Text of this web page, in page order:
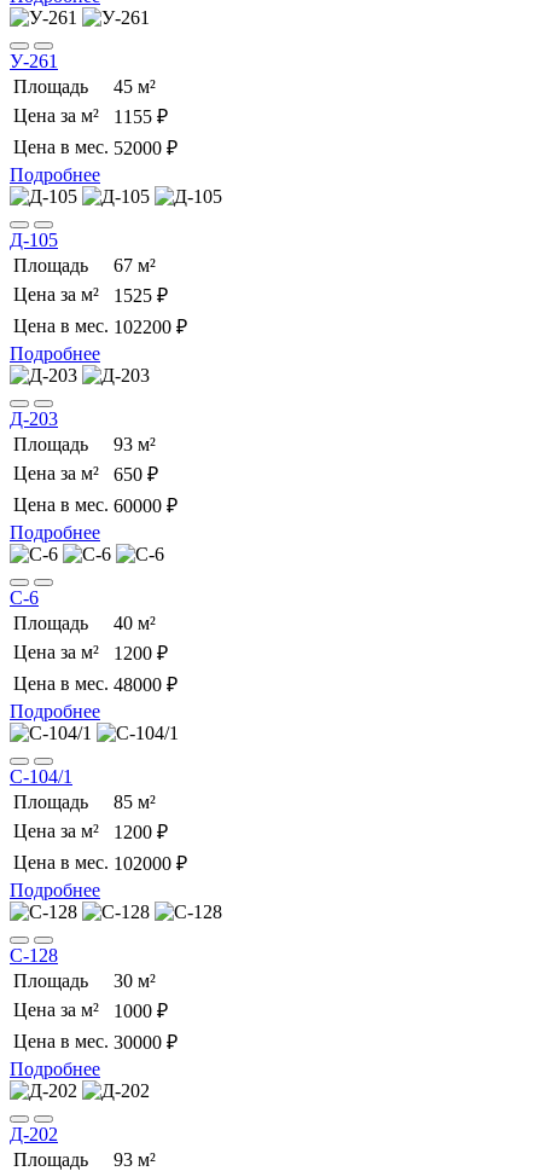
У-261
Площадь
45 м²
Цена за м²
1155 ₽
Цена в мес. 52000 ₽
Подробнее
Д-105
Площадь
67 м²
Цена за м²
1525 ₽
Цена в мес. 102200 ₽
Подробнее
Д-203
Площадь
93 м²
Цена за м²
650 ₽
Цена в мес. 60000 ₽
Подробнее
C-6
Площадь
40 м²
Цена за м²
1200 ₽
Цена в мес. 48000 ₽
Подробнее
С-104/1
Площадь
85 м²
Цена за м²
1200 ₽
Цена в мес. 102000 ₽
Подробнее
С-128
Площадь
30 м²
Цена за м²
1000 ₽
Цена в мес. 30000 ₽
Подробнее
Д-202
Площадь
93 м²